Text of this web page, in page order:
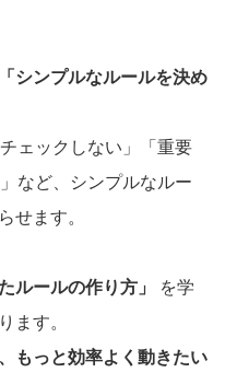
「シンプルなルールを決め
ェックしない」「重要
など、シンプルなルー
せます。
ルールの作り方」
を学
ます。
もっと効率よく動きたい